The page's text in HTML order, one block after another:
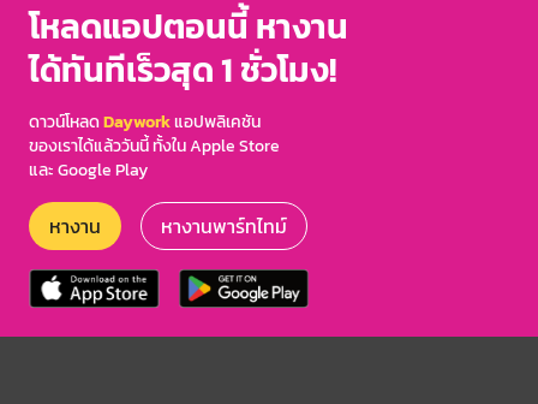
โหลดแอปตอนนี้ หางาน
ได้ทันทีเร็วสุด 1 ชั่วโมง!
ดาวน์โหลดDayworkแอปพลิเคชัน
ของเราได้แล้ววันนี้ ทั้งใน Apple Store
และ Google Play
หางาน หางานพาร์ทไทม์